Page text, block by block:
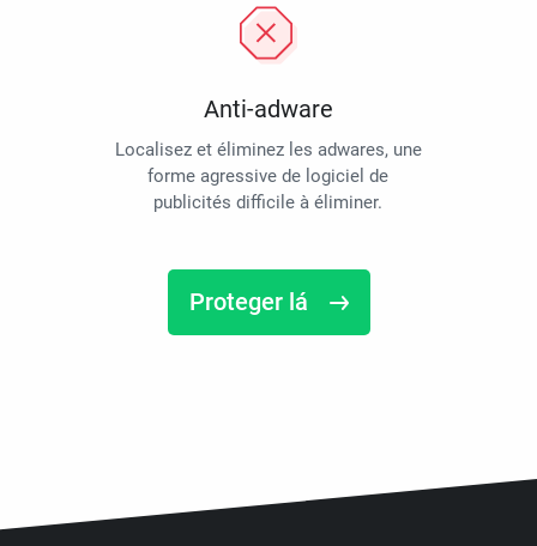
Anti-adware
Localisez et éliminez les adwares, une
forme agressive de logiciel de
publicités difficile à éliminer.
Proteger lá